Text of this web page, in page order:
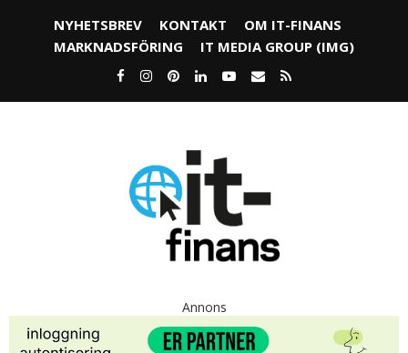
NYHETSBREV KONTAKT
OM IT-FINANS
MARKNADSFÖRING
IT MEDIA GROUP (IMG)
Annons